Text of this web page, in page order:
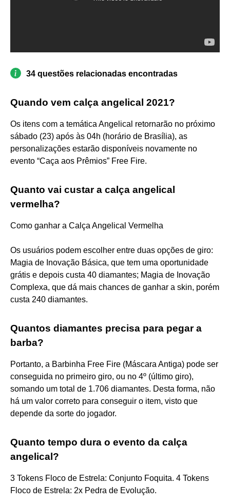
34 questões relacionadas encontradas
Quando vem calça angelical 2021?
Os itens com a temática Angelical retornarão no próximo
sábado (23) após às 04h (horário de Brasília), as
personalizações estarão disponíveis novamente no
evento “Caça aos Prêmios” Free Fire.
Quanto vai custar a calça angelical
vermelha?
Como ganhar a Calça Angelical Vermelha
Os usuários podem escolher entre duas opções de giro:
Magia de Inovação Básica, que tem uma oportunidade
grátis e depois custa 40 diamantes; Magia de Inovação
Complexa, que dá mais chances de ganhar a skin, porém
custa 240 diamantes.
Quantos diamantes precisa para pegar a
barba?
Portanto, a Barbinha Free Fire (Máscara Antiga) pode ser
conseguida no primeiro giro, ou no 4º (último giro),
somando um total de 1.706 diamantes. Desta forma, não
há um valor correto para conseguir o item, visto que
depende da sorte do jogador.
Quanto tempo dura o evento da calça
angelical?
3 Tokens Floco de Estrela: Conjunto Foquita. 4 Tokens
Floco de Estrela: 2x Pedra de Evolução.